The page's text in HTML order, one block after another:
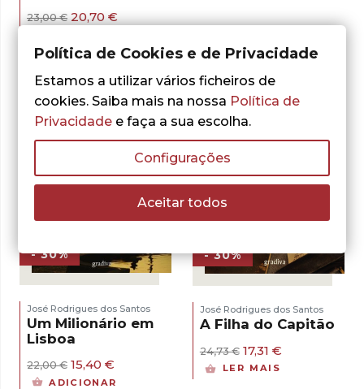
23,00€ O
preço
original
era:
20,70€O
preço
é:
- 30%
José Rodrigues dos Santos
Um Milionário em
Lisboa
22,00€ O
preço
15,40 €
preço
ADICIONAR
- 30%
José Rodrigues dos Santos
A Filha do Capitão
24,73€ O
preço
17,31 €O
LER MAIS
Política de Cookies e de Privacidade
Estamos a utilizar vários ficheiros de
cookies. Saiba mais na nossa Política de
Privacidade e faça a sua escolha.
Configurações
Aceitar todos